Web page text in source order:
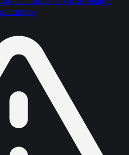
Europy